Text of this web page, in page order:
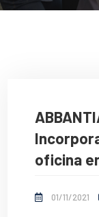
oficina
01/11/2021